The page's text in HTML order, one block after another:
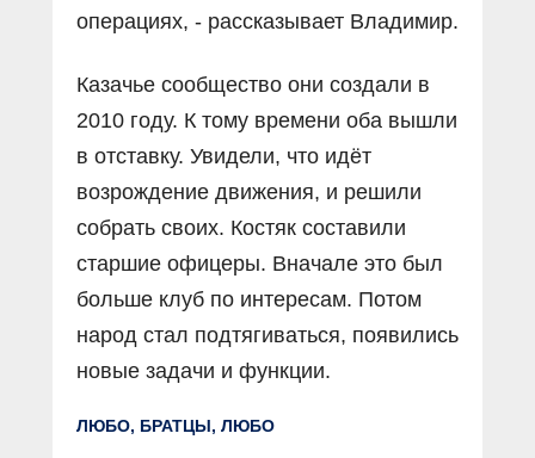
операциях, - рассказывает Владимир.
Казачье сообщество они создали в
2010 году. К тому времени оба вышли
в отставку. Увидели, что идёт
возрождение движения, и решили
собрать своих. Костяк составили
старшие офицеры. Вначале это был
больше клуб по интересам. Потом
народ стал подтягиваться, появились
новые задачи и функции.
ЛЮБО, БРАТЦЫ, ЛЮБО